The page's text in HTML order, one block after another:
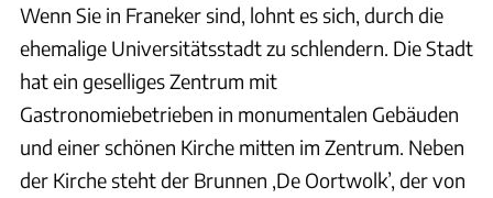
Wenn Sie in Franeker sind, lohnt es sich, durch die
ehemalige Universitätsstadt zu schlendern. Die Stadt
hat ein geselliges Zentrum mit
Gastronomiebetrieben in monumentalen Gebäuden
und einer schönen Kirche mitten im Zentrum. Neben
der Kirche steht der Brunnen ‚De Oortwolk’, der von